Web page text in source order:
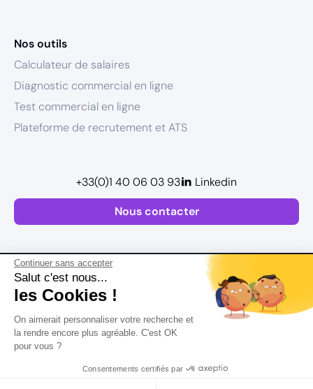
Continuer sans accepter
Salut c'est nous...
les Cookies !
On aimerait personnaliser votre recherche et
la rendre encore plus agréable. C'est OK
pour vous ?
Consentements certifiés par
Nos outils
Calculateur de salaires
Diagnostic commercial en ligne
Test commercial en ligne
Plateforme de recrutement et ATS
Nous contacter
+33(0)1 40 06 03 93 Linkedin
Plan de site
Mentions légales
Conditions Générales d’Utilisation
Version actualisée en
2026